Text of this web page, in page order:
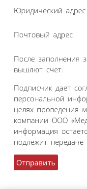
Юридический адрес
Почтовый адрес
После заполнения
вышлют счет.
Подписчик дает
персональной
целях проведения
компании ООО
информация
подлежит